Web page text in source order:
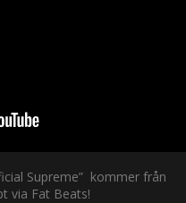
Supreme” kommer från
via Fat Beats!